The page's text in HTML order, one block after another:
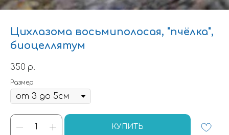
Цихлазома восьмиполосая, "пчёлка",
биоцеллятум
350 р.
Размер
КУПИТЬ